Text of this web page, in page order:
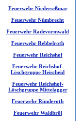
Feuerwehr Niederseßmar
Feuerwehr Nümbrecht
Feuerwehr Radevormwald
Feuerwehr Rebbelroth
Feuerwehr Reichshof
Feuerwehr Reichshof-
Löschgruppe Heischeid
Feuerwehr Reichshof-
Löschgruppe Mittelagger
Feuerwehr Ründeroth
Feuerwehr Waldbröl